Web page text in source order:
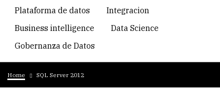
Navegacion
temática
principal
Plataforma de datos
Integracion
Business intelligence
Data Science
Gobernanza de Datos
Breadcrumb
Home SQL Server 2012